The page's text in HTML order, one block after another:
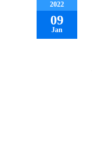
2022
09
Jan